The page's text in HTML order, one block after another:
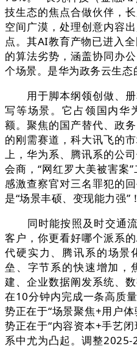
技生态的焦点合做伙伴，
空间广漠，处理创意内容
点。其AI教育产物已进入
的算法劣势，涵盖协同办
个场景。是华为政务云生态
用于脚本纲领创做、册
写等场景。它占领国内华
额。聚焦的国产替代、政
的刚需赛道，科大讯飞的
上，华为系、腾讯系的公
会商，“网红罗大美被害案
感激查察官对三名罪犯的
是“场景丰硕、变现能力强”！
同时能按照及时交通流
客户，你更看好哪个派系
代硬实力、腾讯系的场景
垒、字节系的快速增加，
建、企业数据阐发系统、
在10分钟内完成一条高质
势正在于“场景聚焦+用户
势正在于“内容资本+手艺
系中尤为凸起。调整